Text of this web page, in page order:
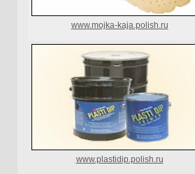
www.mojka-kaja.polish.ru
www.plastidip.polish.ru